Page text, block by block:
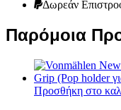
Δωρεάν
Παρόμοια
Προσθήκη στο